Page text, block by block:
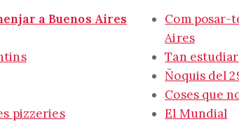
a Buenos Aires
pizzeries
Com posar-
Aires
Tan
Ñoquis del
Coses que
El Mundial